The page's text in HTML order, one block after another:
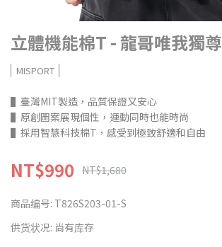
立體機能棉T - 龍哥唯我獨尊
MISPORT
▌臺灣MIT製造，品質保證又安心
▌原創圖案展現個性，運動同時也能時尚
▌採用智慧科技棉T，感受到極致舒適和自由
NT$990 NT$1,680
商品编号: T826S203-01-S
供货状况: 尚有库存